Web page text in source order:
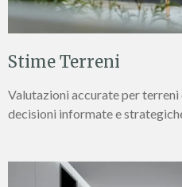
Stime Terreni
Valutazioni accurate per
decisioni informate e